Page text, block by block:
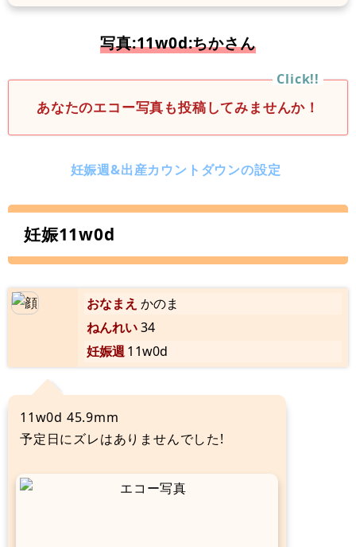
写真:11w0d:ちかさん
あなたのエコー写真も投稿してみませんか！
妊娠週&出産カウントダウンの設定
妊娠11w0d
おなまえ かのま
ねんれい34
妊娠週11w0d
11w0d 45.9mm
予定日にズレはありませんでした!